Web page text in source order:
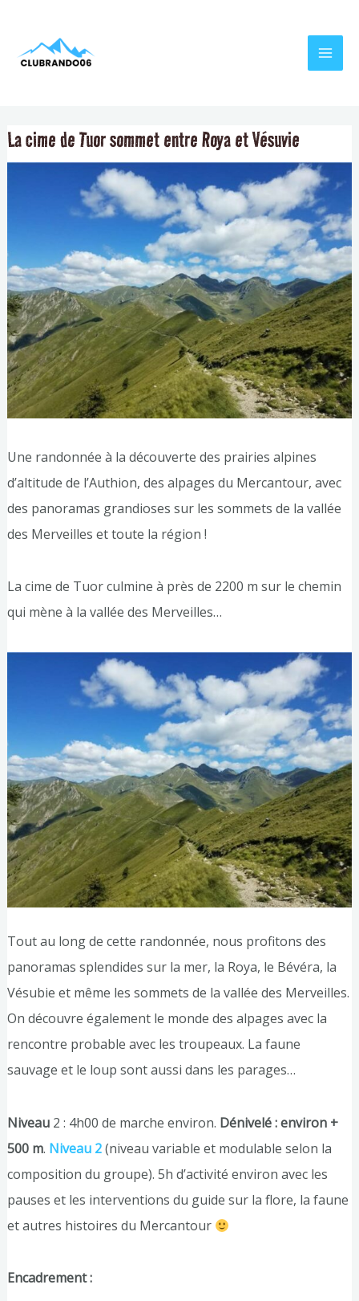
contenu
La cime de Tuor sommet entre Roya et Vésuvie
Une randonnée à la découverte des prairies alpines
d’altitude de l’Authion, des alpages du Mercantour, avec
des panoramas grandioses sur les sommets de la vallée
des Merveilles et toute la région !
La cime de Tuor culmine à près de 2200 m sur le chemin
qui mène à la vallée des Merveilles…
Tout au long de cette randonnée, nous profitons des
panoramas splendides sur la mer, la Roya, le Bévéra, la
Vésubie et même les sommets de la vallée des Merveilles.
On découvre également le monde des alpages avec la
rencontre probable avec les troupeaux. La faune
sauvage et le loup sont aussi dans les parages…
Niveau 2 : 4h00 de marche environ. Dénivelé : environ +
500 m. Niveau 2(niveau variable et modulable selon la
composition du groupe). 5h d’activité environ avec les
pauses et les interventions du guide sur la flore, la faune
et autres histoires du Mercantour
Encadrement :
de
l’article